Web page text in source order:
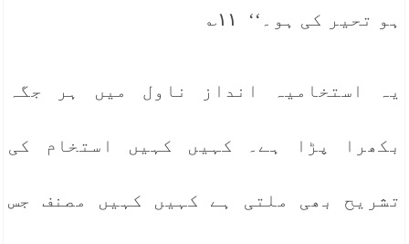
ہو تحیر کی ہو۔‘‘ ۱۱؎
یہ استخامیہ انداز ناول میں ہر جگہ
بکھرا پڑا ہے۔ کہیں کہیں استخام کی
تشریح بھی ملتی ہے کہیں کہیں مصنف جس